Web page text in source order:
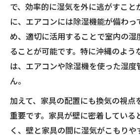
で、効率的に湿気を外に逃がすこと
に、エアコンには除湿機能が備わっ
め、適切に活用することで室内の
ることが可能です。特に沖縄のよう
は、エアコンや除湿機を使った湿度
ん。
加えて、家具の配置にも換気の視点
重要です。家具が壁に密着している
く、壁と家具の間に湿気がこもりや